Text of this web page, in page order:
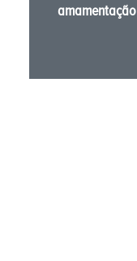
amamentação